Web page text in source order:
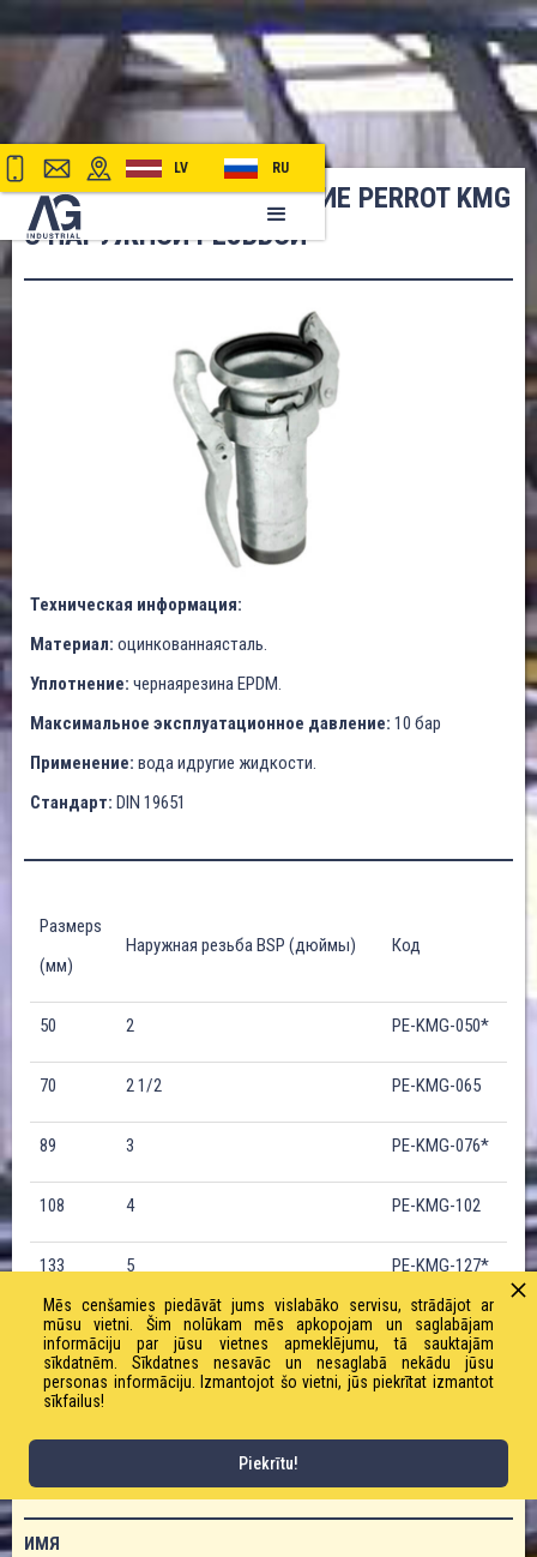
LV RU
ВНУТРЕННЕЕ СОЕДИНЕНИЕ PERROT KMG
С НАРУЖНОЙ РЕЗЬБОЙ
Техническая информация:
Материал: оцинкованнаясталь.
Уплотнение: чернаярезина EPDM.
Максимальное эксплуатационное давление: 10 бар
Применение: вода идругие жидкости.
Стандарт: DIN 19651
Размерs
(мм)
Наружная резьба BSP (дюймы) Код
50 2 PE-KMG-050*
70 2 1/2 PE-KMG-065
89 3 PE-KMG-076*
108 4 PE-KMG-102
133 5 PE-KMG-127*
159 6 PE-KMG-152*
216 8 PE-KMG-200*
ЗАКАЗАТЬ ТОВАР!
ИМЯ
Mēs cenšamies piedāvāt jums vislabāko servisu, strādājot ar
mūsu vietni. Šim nolūkam mēs apkopojam un saglabājam
informāciju par jūsu vietnes apmeklējumu, tā sauktajām
sīkdatnēm. Sīkdatnes nesavāc un nesaglabā nekādu jūsu
personas informāciju. Izmantojot šo vietni, jūs piekrītat izmantot
sīkfailus!
Piekrītu!